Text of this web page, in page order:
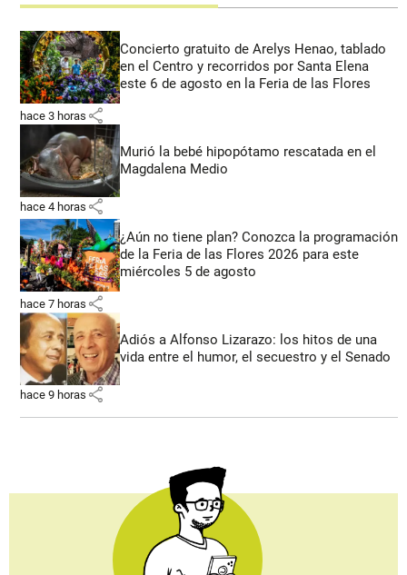
Concierto gratuito de Arelys Henao, tablado
en el Centro y recorridos por Santa Elena
este 6 de agosto en la Feria de las Flores
hace 3 horas share
Murió la bebé hipopótamo rescatada en el
Magdalena Medio
hace 4 horas share
¿Aún no tiene plan? Conozca la programación
de la Feria de las Flores 2026 para este
miércoles 5 de agosto
hace 7 horas share
Adiós a Alfonso Lizarazo: los hitos de una
vida entre el humor, el secuestro y el Senado
hace 9 horas share